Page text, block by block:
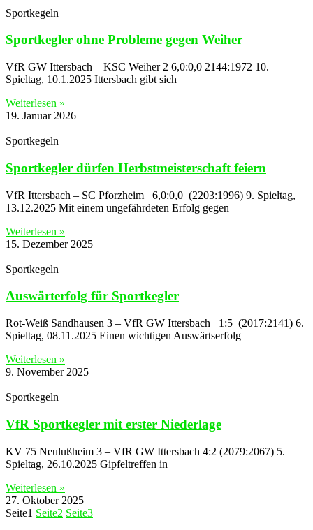
Sportkegeln
Sportkegler ohne Probleme gegen Weiher
VfR GW Ittersbach – KSC Weiher 2 6,0:0,0 2144:1972 10.
Spieltag, 10.1.2025 Ittersbach gibt sich
Weiterlesen »
19. Januar 2026
Sportkegeln
Sportkegler dürfen Herbstmeisterschaft feiern
VfR Ittersbach – SC Pforzheim 6,0:0,0 (2203:1996) 9. Spieltag,
13.12.2025 Mit einem ungefährdeten Erfolg gegen
Weiterlesen »
15. Dezember 2025
Sportkegeln
Auswärterfolg für Sportkegler
Rot-Weiß Sandhausen 3 – VfR GW Ittersbach 1:5 (2017:2141) 6.
Spieltag, 08.11.2025 Einen wichtigen Auswärtserfolg
Weiterlesen »
9. November 2025
Sportkegeln
VfR Sportkegler mit erster Niederlage
KV 75 Neulußheim 3 – VfR GW Ittersbach 4:2 (2079:2067) 5.
Spieltag, 26.10.2025 Gipfeltreffen in
Weiterlesen »
27. Oktober 2025
Seite1 Seite2 Seite3